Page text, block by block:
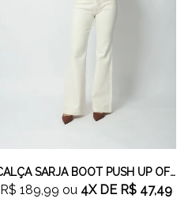
CALÇA SARJA BOOT PUSH UP OFF WHITE
R$ 189,99 ou 4XDE R$ 47,49